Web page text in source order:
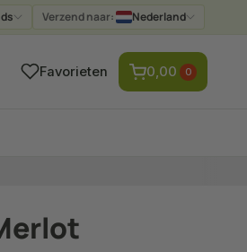
Verzend naar: Nederland
Favorieten 0,00 0